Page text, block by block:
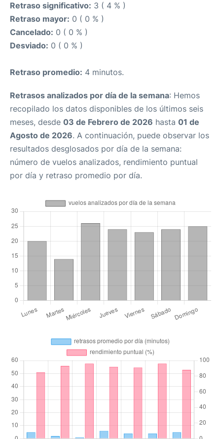
Retraso significativo: 3 ( 4 % )
Retraso mayor: 0 ( 0 % )
Cancelado: 0 ( 0 % )
Desviado: 0 ( 0 % )
Retraso promedio: 4 minutos.
Retrasos analizados por día de la semana: Hemos
recopilado los datos disponibles de los últimos seis
meses, desde 03 de Febrero de 2026 hasta 01 de
Agosto de 2026. A continuación, puede observar los
resultados desglosados por día de la semana:
número de vuelos analizados, rendimiento puntual
por día y retraso promedio por día.